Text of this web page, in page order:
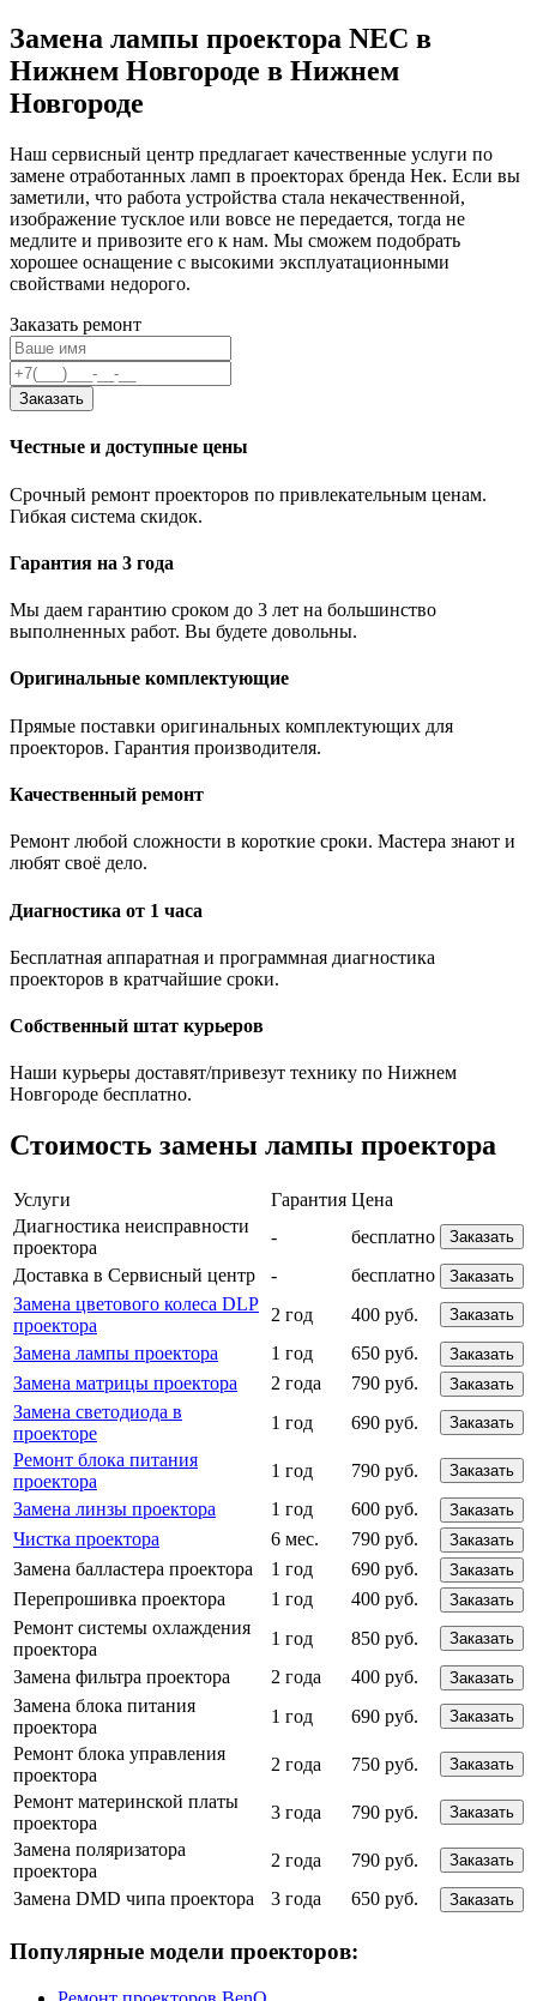
Замена лампы проектора NEC в
Нижнем Новгороде в Нижнем
Новгороде
Наш сервисный центр предлагает качественные услуги по
замене отработанных ламп в проекторах бренда Нек. Если вы
заметили, что работа устройства стала некачественной,
изображение тусклое или вовсе не передается, тогда не
медлите и привозите его к нам. Мы сможем подобрать
хорошее оснащение с высокими эксплуатационными
свойствами недорого.
Заказать ремонт
Заказать
Честные и доступные цены
Срочный ремонт проекторов по привлекательным ценам.
Гибкая система скидок.
Гарантия на 3 года
Мы даем гарантию сроком до 3 лет на большинство
выполненных работ. Вы будете довольны.
Оригинальные комплектующие
Прямые поставки оригинальных комплектующих для
проекторов. Гарантия производителя.
Качественный ремонт
Ремонт любой сложности в короткие сроки. Мастера знают и
любят своё дело.
Диагностика от 1 часа
Бесплатная аппаратная и программная диагностика
проекторов в кратчайшие сроки.
Собственный штат курьеров
Наши курьеры доставят/привезут технику по Нижнем
Новгороде бесплатно.
Стоимость замены лампы проектора
Услуги Гарантия Цена
Диагностика неисправности
проектора
- бесплатно Заказать
Доставка в Сервисный центр - бесплатно Заказать
Замена цветового колеса DLP
проектора
2 год 400 руб. Заказать
Замена лампы проектора 1 год 650 руб. Заказать
Замена матрицы проектора 2 года 790 руб. Заказать
Замена светодиода в
проекторе
1 год 690 руб. Заказать
Ремонт блока питания
проектора
1 год 790 руб. Заказать
Замена линзы проектора 1 год 600 руб. Заказать
Чистка проектора 6 мес. 790 руб. Заказать
Замена балластера проектора 1 год 690 руб. Заказать
Перепрошивка проектора 1 год 400 руб. Заказать
Ремонт системы охлаждения
проектора
1 год 850 руб. Заказать
Замена фильтра проектора 2 года 400 руб. Заказать
Замена блока питания
проектора
1 год 690 руб. Заказать
Ремонт блока управления
проектора
2 года 750 руб. Заказать
Ремонт материнской платы
проектора
3 года 790 руб. Заказать
Замена поляризатора
проектора
2 года 790 руб. Заказать
Замена DMD чипа проектора 3 года 650 руб. Заказать
Популярные модели проекторов: